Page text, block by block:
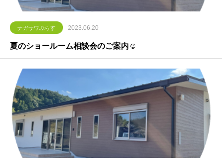
ナガサワぷらす 2023.06.20
夏のショールーム相談会のご案内☺